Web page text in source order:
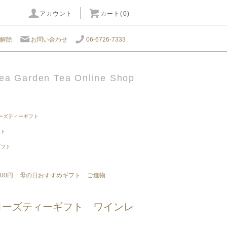
アカウント カート(0)
除 お問い合わせ 06-6726-7333
Garden Tea Online Shop
ズティーギフト
ト
円 母の日おすすめギフト
ご進物
ーズティーギフト ワインレ